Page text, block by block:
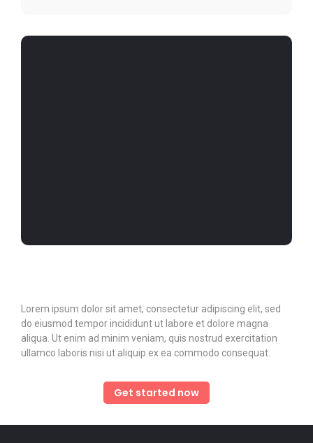
Lorem ipsum dolor sit amet, consectetur adipiscing elit, sed
do eiusmod tempor incididunt ut labore et dolore magna
aliqua. Ut enim ad minim veniam, quis nostrud exercitation
ullamco laboris nisi ut aliquip ex ea commodo consequat.
Get started now